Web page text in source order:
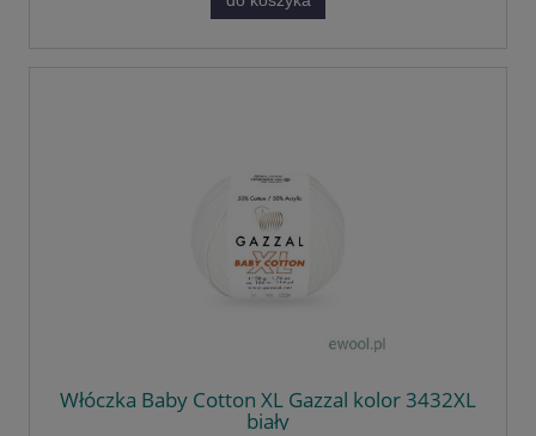
Włóczka Baby Cotton XL Gazzal kolor 3432XL
biały